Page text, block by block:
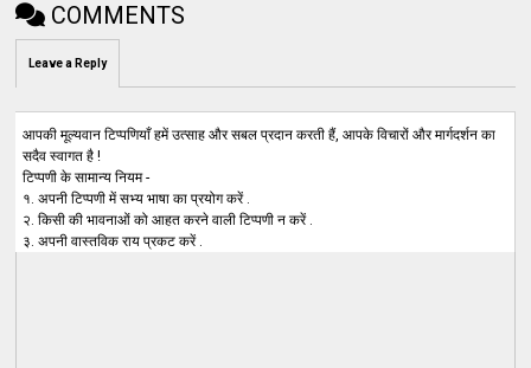
COMMENTS
Leave a Reply
आपकी मूल्यवान टिप्पणियाँ हमें उत्साह और सबल प्रदान करती हैं, आपके विचारों और मार्गदर्शन का
सदैव स्वागत है !
टिप्पणी के सामान्य नियम -
१. अपनी टिप्पणी में सभ्य भाषा का प्रयोग करें .
२. किसी की भावनाओं को आहत करने वाली टिप्पणी न करें .
३. अपनी वास्तविक राय प्रकट करें .